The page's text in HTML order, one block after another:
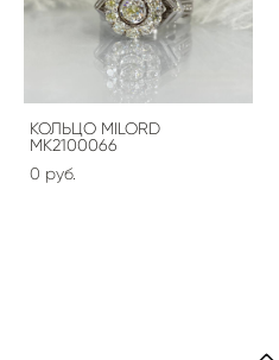
КОЛЬЦО MILORD
MK2100066
0 pуб.